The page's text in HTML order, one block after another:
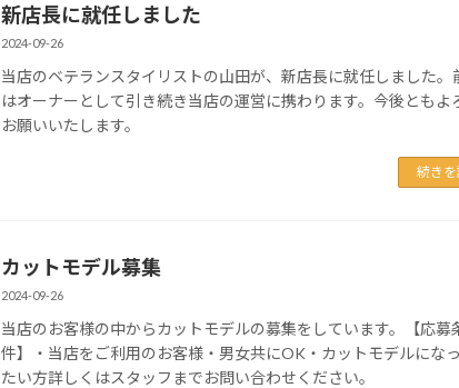
新店長に就任しました
2024-09-26
当店のベテランスタイリストの山田が、新店長に就任しました。
はオーナーとして引き続き当店の運営に携わります。今後ともよ
お願いいたします。
続き
カットモデル募集
2024-09-26
当店のお客様の中からカットモデルの募集をしています。【応募
件】・当店をご利用のお客様・男女共にOK・カットモデルにな
たい方詳しくはスタッフまでお問い合わせください。